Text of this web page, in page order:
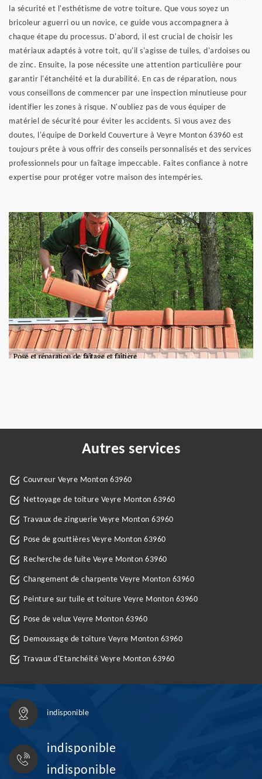
la sécurité et l'esthétisme de votre toiture. Que vous soyez un
bricoleur aguerri ou un novice, ce guide vous accompagnera à
chaque étape du processus. D'abord, il est crucial de choisir les
matériaux adaptés à votre toit, qu'il s'agisse de tuiles, d'ardoises ou
de zinc. Ensuite, la pose nécessite une attention particulière pour
garantir l'étanchéité et la durabilité. En cas de réparation, nous
vous conseillons de commencer par une inspection minutieuse pour
identifier les zones à risque. N'oubliez pas de vous équiper de
matériel de sécurité pour éviter les accidents. Si vous avez des
doutes, l'équipe de Dorkeld Couverture à Veyre Monton 63960 est
toujours prête à vous offrir des conseils personnalisés et des services
professionnels pour un faîtage impeccable. Faites confiance à notre
expertise pour protéger votre maison des intempéries.
Autres services
Couvreur Veyre Monton 63960
Nettoyage de toiture Veyre Monton 63960
Travaux de zinguerie Veyre Monton 63960
Pose de gouttières Veyre Monton 63960
Recherche de fuite Veyre Monton 63960
Changement de charpente Veyre Monton 63960
Peinture sur tuile et toiture Veyre Monton 63960
Pose de velux Veyre Monton 63960
Demoussage de toiture Veyre Monton 63960
Travaux d'Etanchéité Veyre Monton 63960
indisponible
indisponible
indisponible